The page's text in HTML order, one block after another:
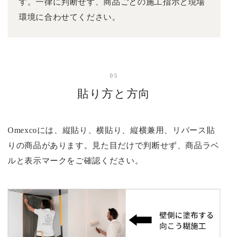
す。一律に判断せず、商品ごとの施工指示と現場
環境に合わせてください。
05
貼り方と方向
Omexcoには、縦貼り、横貼り、縦横兼用、リバース貼
りの商品があります。見た目だけで判断せず、商品ラベ
ルと表示マークをご確認ください。